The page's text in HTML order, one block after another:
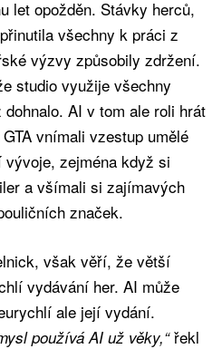
let opožděn. Stávky herců,
všechny k práci z
výzvy způsobily zdržení.
studio využije všechny
AI v tom ale roli hrát
vnímali vzestup umělé
zejména když si
a všímali si zajímavých
značek.
však věří, že větší
vydávání her. AI může
ale její vydání.
používá AI už věky,“řekl